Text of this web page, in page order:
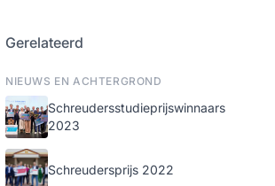
Gerelateerd
NIEUWS EN ACHTERGROND
Schreudersstudieprijswinnaars
2023
Schreudersprijs 2022